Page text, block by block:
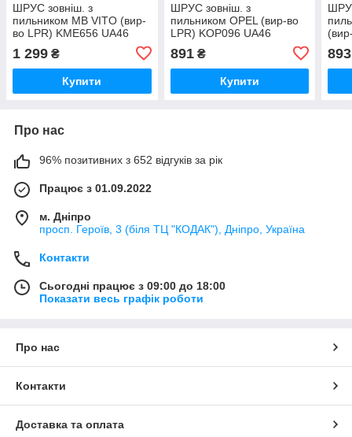
ШРУС зовніш. з
пильником MB VITO (вир-
во LPR) KME656 UA46
1 299 ₴
Купити
ШРУС зовніш. з
пильником OPEL (вир-во
LPR) KOP096 UA46
891₴
Купити
893
Про нас
96% позитивних з 652 відгуків за рік
Працює з 01.09.2022
м. Дніпро
просп. Героїв, 3 (біля ТЦ "КОДАК"), Дніпро, Україна
Контакти
Сьогодні працює з 09:00 до 18:00
Показати весь графік роботи
Про нас
Контакти
Доставка та оплата